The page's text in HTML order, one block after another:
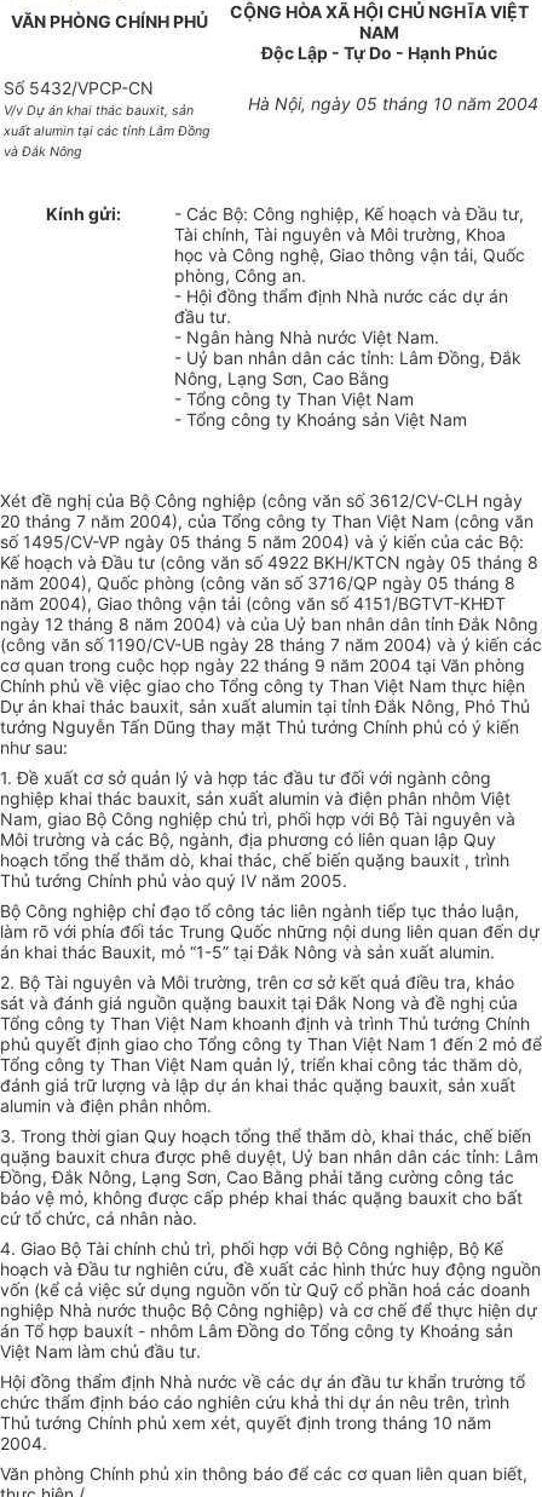
VĂN PHÒNG CHÍNH PHỦ
CỘNG HÒA XÃ HỘI CHỦ NGHĨA VIỆT
NAM
Độc Lập - Tự Do - Hạnh Phúc
Số 5432/VPCP-CN
V/v Dự án khai thác bauxit, sản
xuất alumin tại các tỉnh Lâm Đồng
và Đắk Nông
Hà Nội, ngày 05 tháng 10 năm 2004
Kính gửi:
- Các Bộ: Công nghiệp, Kế hoạch và Đầu tư,
Tài chính, Tài nguyên và Môi trường, Khoa
học và Công nghệ, Giao thông vận tải, Quốc
phòng, Công an.
- Hội đồng thẩm định Nhà nước các dự án
đầu tư.
- Ngân hàng Nhà nước Việt Nam.
- Uỷ ban nhân dân các tỉnh: Lâm Đồng, Đắk
Nông, Lạng Sơn, Cao Bằng
- Tổng công ty Than Việt Nam
- Tổng công ty Khoáng sản Việt Nam
Xét đề nghị của Bộ Công nghiệp (công văn số 3612/CV-CLH ngày
20 tháng 7 năm 2004), của Tổng công ty Than Việt Nam (công văn
số 1495/CV-VP ngày 05 tháng 5 năm 2004) và ý kiến của các Bộ:
Kế hoạch và Đầu tư (công văn số 4922 BKH/KTCN ngày 05 tháng 8
năm 2004), Quốc phòng (công văn số 3716/QP ngày 05 tháng 8
năm 2004), Giao thông vận tải (công văn số 4151/BGTVT-KHĐT
ngày 12 tháng 8 năm 2004) và của Uỷ ban nhân dân tỉnh Đắk Nông
(công văn số 1190/CV-UB ngày 28 tháng 7 năm 2004) và ý kiến các
cơ quan trong cuộc họp ngày 22 tháng 9 năm 2004 tại Văn phòng
Chính phủ về việc giao cho Tổng công ty Than Việt Nam thực hiện
Dự án khai thác bauxit, sản xuất alumin tại tỉnh Đắk Nông, Phó Thủ
tướng Nguyễn Tấn Dũng thay mặt Thủ tướng Chính phủ có ý kiến
như sau:
1. Đề xuất cơ sở quản lý và hợp tác đầu tư đối với ngành công
nghiệp khai thác bauxit, sản xuất alumin và điện phân nhôm Việt
Nam, giao Bộ Công nghiệp chủ trì, phối hợp với Bộ Tài nguyên và
Môi trường và các Bộ, ngành, địa phương có liên quan lập Quy
hoạch tổng thể thăm dò, khai thác, chế biến quặng bauxit , trình
Thủ tướng Chính phủ vào quý IV năm 2005.
Bộ Công nghiệp chỉ đạo tổ công tác liên ngành tiếp tục thảo luận,
làm rõ với phía đối tác Trung Quốc những nội dung liên quan đến dự
án khai thác Bauxit, mỏ “1-5” tại Đắk Nông và sản xuất alumin.
2. Bộ Tài nguyên và Môi trường, trên cơ sở kết quả điều tra, khảo
sát và đánh giá nguồn quặng bauxit tại Đắk Nong và đề nghị của
Tổng công ty Than Việt Nam khoanh định và trình Thủ tướng Chính
phủ quyết định giao cho Tổng công ty Than Việt Nam 1 đến 2 mỏ để
Tổng công ty Than Việt Nam quản lý, triển khai công tác thăm dò,
đánh giá trữ lượng và lập dự án khai thác quặng bauxit, sản xuất
alumin và điện phân nhôm.
3. Trong thời gian Quy hoạch tổng thể thăm dò, khai thác, chế biến
quặng bauxit chưa được phê duyệt, Uỷ ban nhân dân các tỉnh: Lâm
Đồng, Đắk Nông, Lạng Sơn, Cao Bằng phải tăng cường công tác
bảo vệ mỏ, không được cấp phép khai thác quặng bauxit cho bất
cứ tổ chức, cá nhân nào.
4. Giao Bộ Tài chính chủ trì, phối hợp với Bộ Công nghiệp, Bộ Kế
hoạch và Đầu tư nghiên cứu, đề xuất các hình thức huy động nguồn
vốn (kể cả việc sử dụng nguồn vốn từ Quỹ cổ phần hoá các doanh
nghiệp Nhà nước thuộc Bộ Công nghiệp) và cơ chế để thực hiện dự
án Tổ hợp bauxít - nhôm Lâm Đồng do Tổng công ty Khoáng sản
Việt Nam làm chủ đầu tư.
Hội đồng thẩm định Nhà nước về các dự án đầu tư khẩn trường tổ
chức thẩm định báo cáo nghiên cứu khả thi dự án nêu trên, trình
Thủ tướng Chính phủ xem xét, quyết định trong tháng 10 năm
2004.
Văn phòng Chính phủ xin thông báo để các cơ quan liên quan biết,